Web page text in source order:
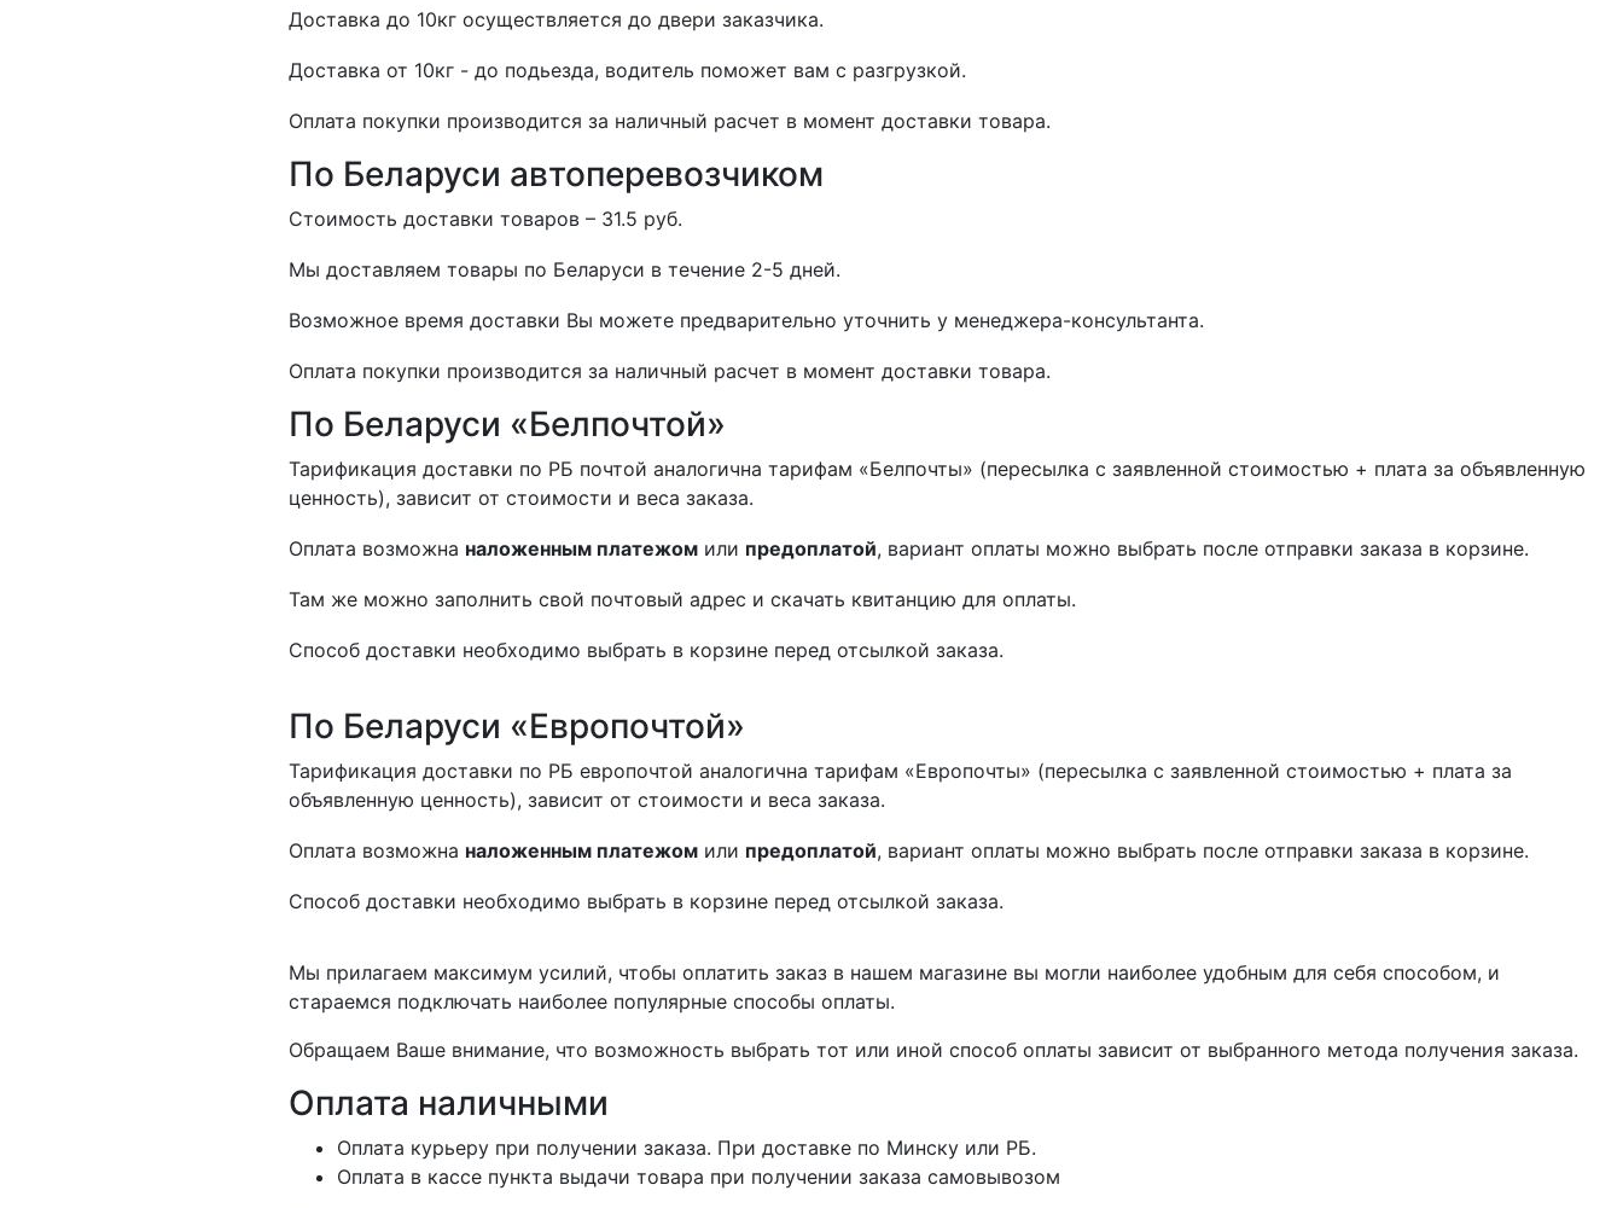
Доставка до 10кг осуществляется до двери заказчика.
Доставка от 10кг - до подьезда, водитель поможет вам с разгрузкой.
Оплата покупки производится за наличный расчет в момент доставки товара.
По Беларуси автоперевозчиком
Стоимость доставки товаров – 31.5 руб.
Мы доставляем товары по Беларуси в течение 2-5 дней.
Возможное время доставки Вы можете предварительно уточнить у менеджера-консультанта.
Оплата покупки производится за наличный расчет в момент доставки товара.
По Беларуси «Белпочтой»
Тарификация доставки по РБ почтой аналогична тарифам «Белпочты» (пересылка с заявленной стоимостью + плата за объявленную
ценность), зависит от стоимости и веса заказа.
Оплата возможна наложенным платежом или предоплатой, вариант оплаты можно выбрать после отправки заказа в корзине.
Там же можно заполнить свой почтовый адрес и скачать квитанцию для оплаты.
Способ доставки необходимо выбрать в корзине перед отсылкой заказа.
По Беларуси «Европочтой»
Тарификация доставки по РБ европочтой аналогична тарифам «Европочты» (пересылка с заявленной стоимостью + плата за
объявленную ценность), зависит от стоимости и веса заказа.
Оплата возможна наложенным платежом или предоплатой, вариант оплаты можно выбрать после отправки заказа в корзине.
Способ доставки необходимо выбрать в корзине перед отсылкой заказа.
Мы прилагаем максимум усилий, чтобы оплатить заказ в нашем магазине вы могли наиболее удобным для себя способом, и
стараемся подключать наиболее популярные способы оплаты.
Обращаем Ваше внимание, что возможность выбрать тот или иной способ оплаты зависит от выбранного метода получения заказа.
Оплата наличными
Оплата курьеру при получении заказа. При доставке по Минску или РБ.
Оплата в кассе пункта выдачи товара при получении заказа самовывозом